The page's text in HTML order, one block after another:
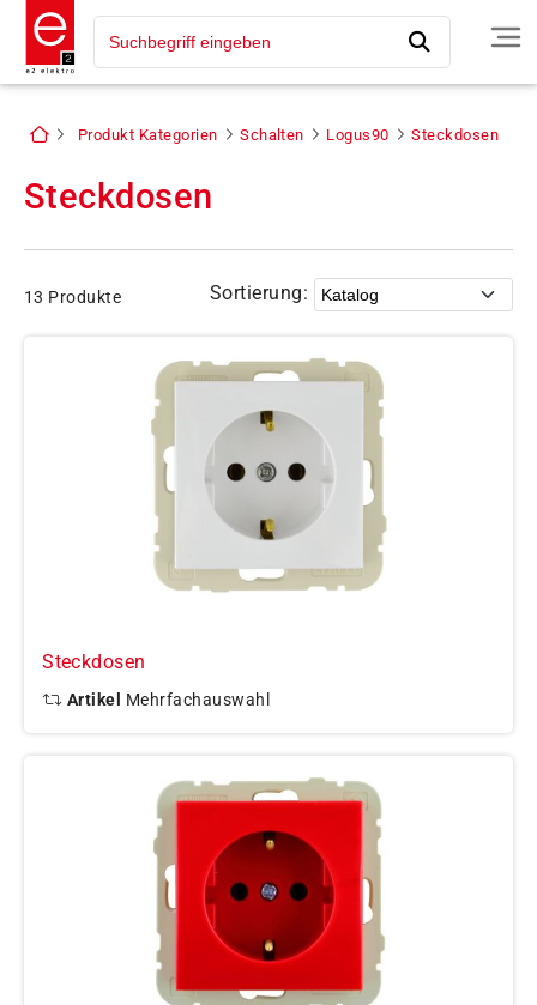
Produkt Kategorien Schalten Logus90 Steckdosen
Steckdosen
13 Produkte Sortierung:
Steckdosen
Artikel Mehrfachauswahl